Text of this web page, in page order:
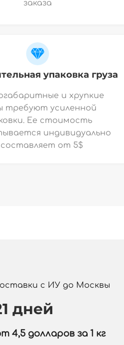
заказа
упаковка груза
и хрупкие
требуют усиленной
Ее стоимость
индивидуально
составляет от 5$
с ИУ до Москвы
дней
4,5 долларов за 1 кг